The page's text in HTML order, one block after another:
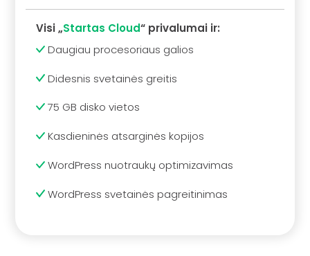
Visi „Startas Cloud“ privalumai ir:
Daugiau procesoriaus galios
Didesnis svetainės greitis
75 GB disko vietos
Kasdieninės atsarginės kopijos
WordPress nuotraukų optimizavimas
WordPress svetainės pagreitinimas